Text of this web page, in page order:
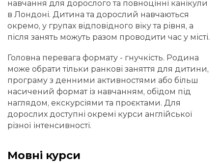
навчання для дорослого та повноцінні канікули
в Лондоні. Дитина та дорослий навчаються
окремо, у групах відповідного віку та рівня, а
після занять можуть разом проводити час у місті.
Головна перевага формату - гнучкість. Родина
може обрати тільки ранкові заняття для дитини,
програму з денними активностями або більш
насичений формат із навчанням, обідом під
наглядом, екскурсіями та проєктами. Для
дорослих доступні окремі курси англійської
різної інтенсивності.
Мовні курси